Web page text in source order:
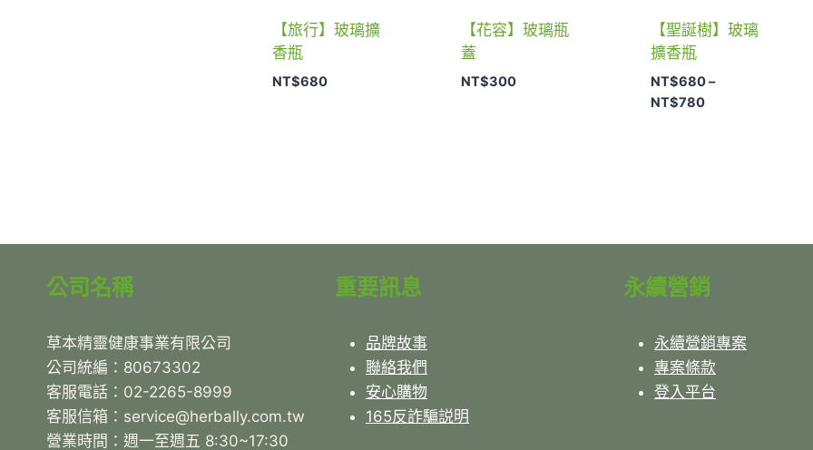
【旅行】玻璃擴
香瓶
NT$680
【花容】玻璃瓶
蓋
NT$300
【聖誕樹】玻璃
擴香瓶
NT$680–
NT$780價
公司名稱
草本精靈健康事業有限公司
公司統編：80673302
客服電話：02-2265-8999
客服信箱：service@herbally.com.tw
營業時間：週一至週五 8:30~17:30
重要訊息
品牌故事
聯絡我們
安心購物
165反詐騙説明
永續營銷
永續營銷專案
專案條款
登入平台